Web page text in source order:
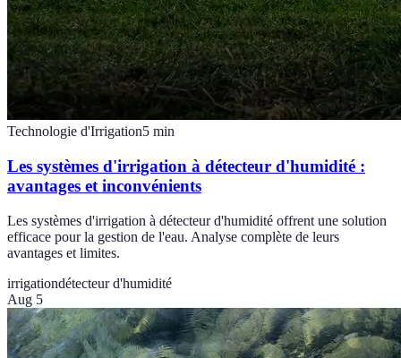
Technologie d'Irrigation5 min
Les systèmes d'irrigation à détecteur d'humidité :
avantages et inconvénients
Les systèmes d'irrigation à détecteur d'humidité offrent une solution
efficace pour la gestion de l'eau. Analyse complète de leurs
avantages et limites.
irrigationdétecteur d'humidité
Aug 5